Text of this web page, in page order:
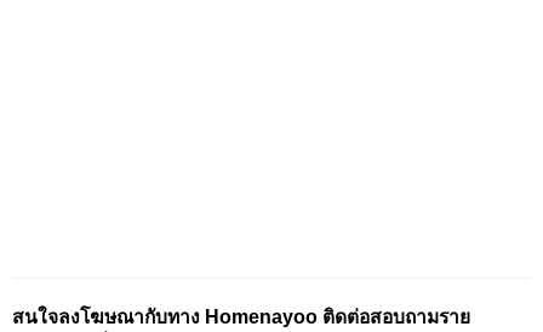
สนใจลงโฆษณากับทาง Homenayoo ติดต่อสอบถามราย